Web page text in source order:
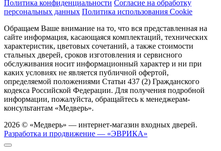
Политика конфиденциальности Согласие на обработку
персональных данных Политика использования Cookie
Обращаем Ваше внимание на то, что вся представленная на
сайте информация, касающаяся комплектаций, технических
характеристик, цветовых сочетаний, а также стоимости
стальных дверей, сроков изготовления и сервисного
обслуживания носит информационный характер и ни при
каких условиях не является публичной офертой,
определяемой положениями Статьи 437 (2) Гражданского
кодекса Российской Федерации. Для получения подробной
информации, пожалуйста, обращайтесь к менеджерам-
консультантам «Медверь».
2026 © «Медверь» — интернет-магазин входных дверей.
Разработка и продвижение — «ЭВРИКА»